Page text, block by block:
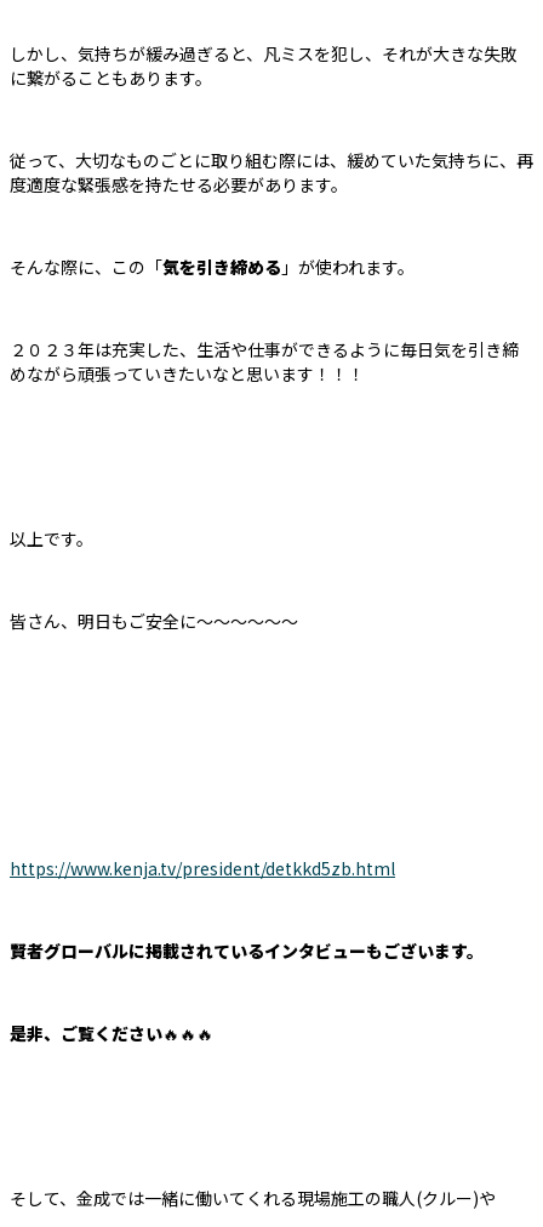
しかし、気持ちが緩み過ぎると、凡ミスを犯し、それが大きな失敗
に繋がることもあります。
従って、大切なものごとに取り組む際には、緩めていた気持ちに、再
度適度な緊張感を持たせる必要があります。
そんな際に、この「気を引き締める 」が使われます。
２０２３年は充実した、生活や仕事ができるように毎日気を引き締
めながら頑張っていきたいなと思います！！！
以上です。
皆さん、明日もご安全に～～～～～～
https://www.kenja.tv/president/detkkd5zb.html
賢者グローバルに掲載されているインタビューもございます。
是非、ご覧ください🔥🔥🔥
そして、金成では一緒に働いてくれる現場施工の職人(クルー)や